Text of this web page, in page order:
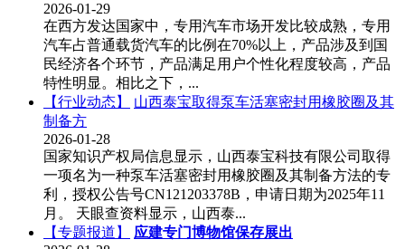
2026-01-29
在西方发达国家中，专用汽车市场开发比较成熟，专用
汽车占普通载货汽车的比例在70%以上，产品涉及到国
民经济各个环节，产品满足用户个性化程度较高，产品
特性明显。相比之下，...
【行业动态】
山西泰宝取得泵车活塞密封用橡胶圈及其
制备方
2026-01-28
国家知识产权局信息显示，山西泰宝科技有限公司取得
一项名为一种泵车活塞密封用橡胶圈及其制备方法的专
利，授权公告号CN121203378B，申请日期为2025年11
月。 天眼查资料显示，山西泰...
【专题报道】
应建专门博物馆保存展出